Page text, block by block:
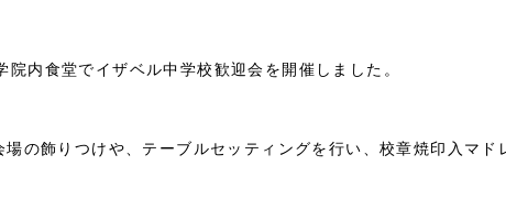
内食堂でイザベル中学校歓迎会を開催しました。
の飾りつけや、テーブルセッティングを行い、校章焼印入マド